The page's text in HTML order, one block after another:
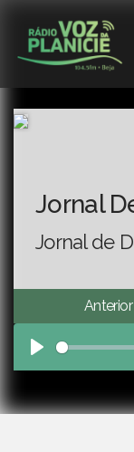
Jornal
Jornal de
Anterior
Play